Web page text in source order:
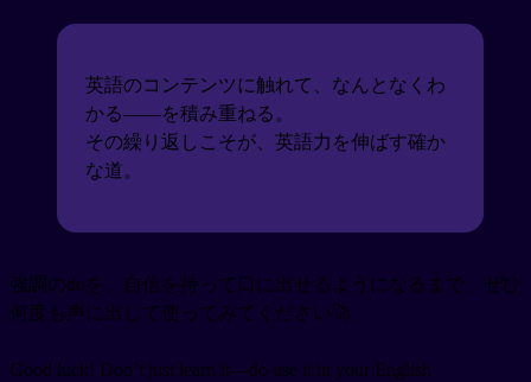
英語のコンテンツに触れて、なんとなくわ
かる——を積み重ねる。
その繰り返しこそが、英語力を伸ばす確か
な道。
強調のdoを、自信を持って口に出せるようになるまで、ぜひ
何度も声に出して使ってみてください🚀
Good luck! Don’t just learn it—do use it in your English